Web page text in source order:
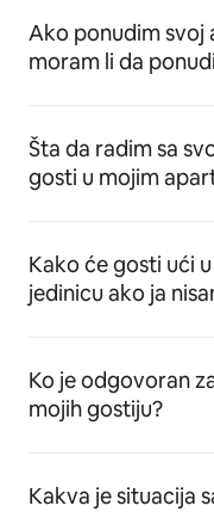
Ako ponudim svoj
moram li da
Šta da radim sa
gosti u mojim
Kako će gosti ući
jedinicu ako ja
Ko je odgovoran
mojih gostiju?
Kakva je situacija